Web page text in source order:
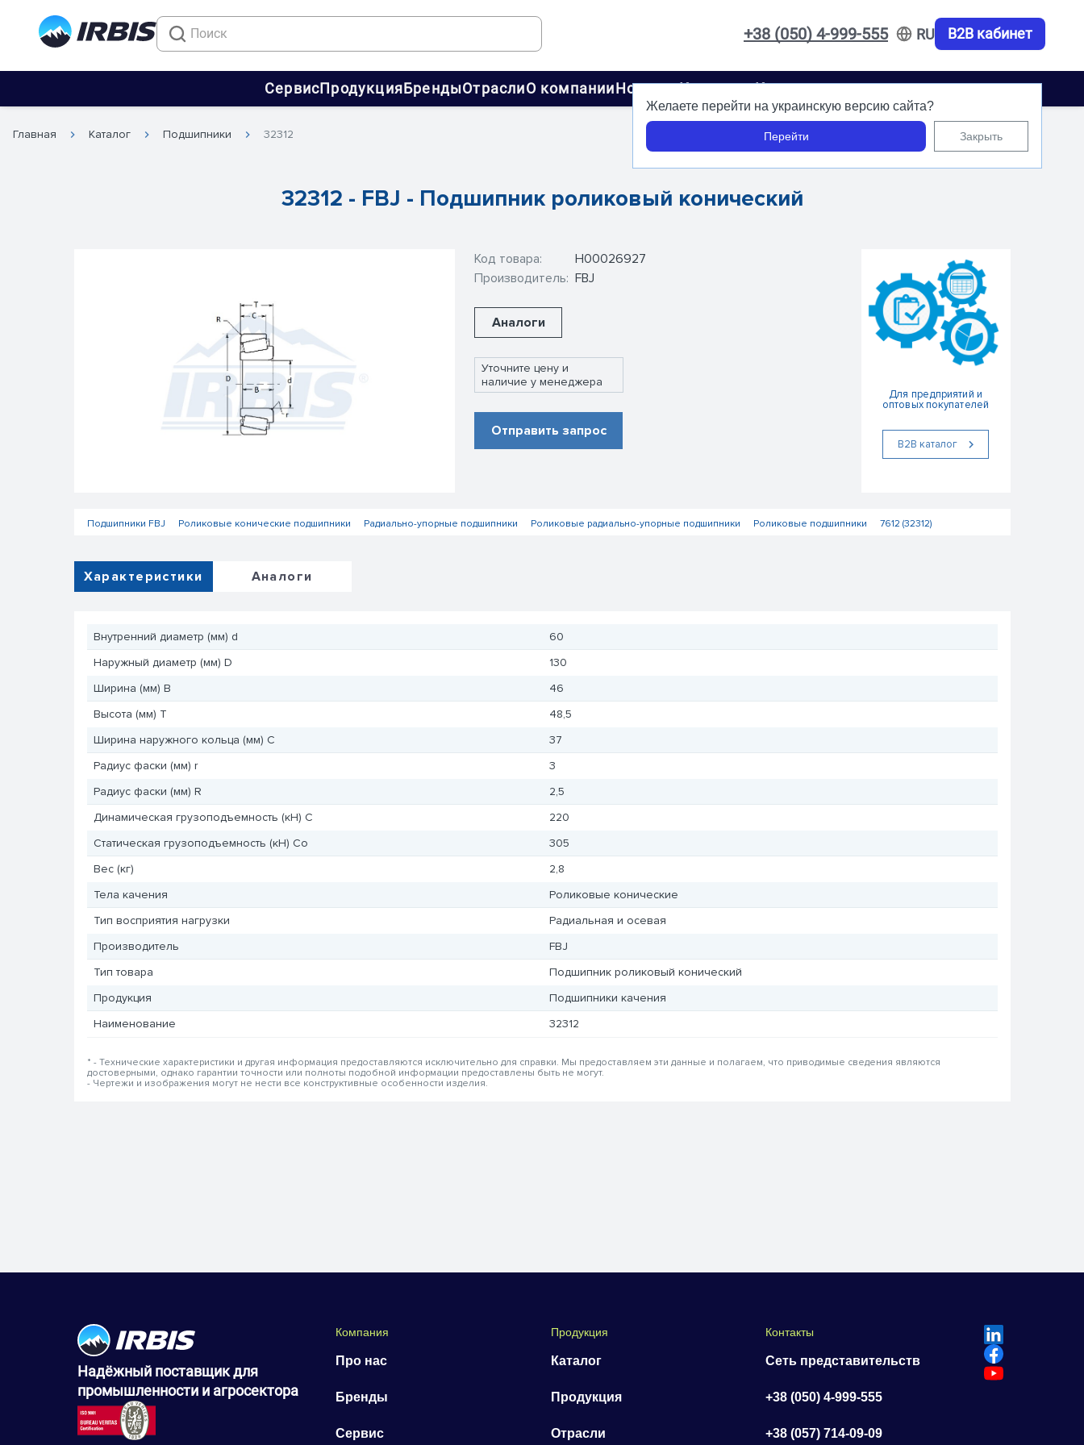
+38 (050) 4-999-555 RU B2B кабинет
СервисПродукцияБрендыОтраслиО компанииНовостиКонтактыКарьера
Желаете перейти на украинскую версию сайта?
Перейти Закрыть
Главная Каталог Подшипники 32312
32312 - FBJ - Подшипник роликовый конический
Код товара:
Производитель:
Н00026927
FBJ
Аналоги
Уточните цену и
наличие у менеджера
Отправить запрос
Для предприятий и
оптовых покупателей
В2В каталог
Подшипники FBJ Роликовые конические подшипники Радиально-упорные подшипники Роликовые радиально-упорные подшипники Роликовые подшипники 7612 (32312)
Характеристики Аналоги
Внутренний диаметр (мм) d
60
Наружный диаметр (мм) D
130
Ширина (мм) B
46
Высота (мм) T
48,5
Ширина наружного кольца (мм) C
37
Радиус фаски (мм) r
3
Радиус фаски (мм) R
2,5
Динамическая грузоподъемность (кН) C
220
Статическая грузоподъемность (кН) Co
305
Вес (кг)
2,8
Тела качения
Роликовые конические
Тип восприятия нагрузки
Радиальная и осевая
Производитель
FBJ
Тип товара
Подшипник роликовый конический
Продукция
Подшипники качения
Наименование
32312
* - Технические характеристики и другая информация предоставляются исключительно для справки. Мы предоставляем эти данные и полагаем, что приводимые сведения являются
достоверными, однако гарантии точности или полноты подобной информации предоставлены быть не могут.
- Чертежи и изображения могут не нести все конструктивные особенности изделия.
Надёжный поставщик для
промышленности и агросектора
Компания
Про нас
Бренды
Сервис
Продукция
Каталог
Продукция
Отрасли
Контакты
Сеть представительств
+38 (050) 4-999-555
+38 (057) 714-09-09